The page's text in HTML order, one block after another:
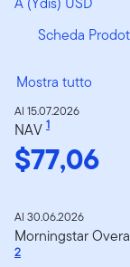
Scheda
Mostra tutto
Al 15.07.2026
NAV 1
$77,06
Al 30.06.2026
Morningstar
2